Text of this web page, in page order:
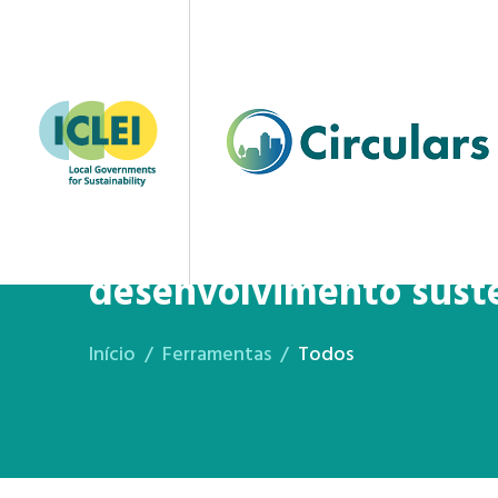
desenvolvimento
Início Ferramentas Todos